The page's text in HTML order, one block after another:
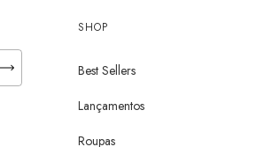
SHOP
Best Sellers
Lançamentos
Roupas